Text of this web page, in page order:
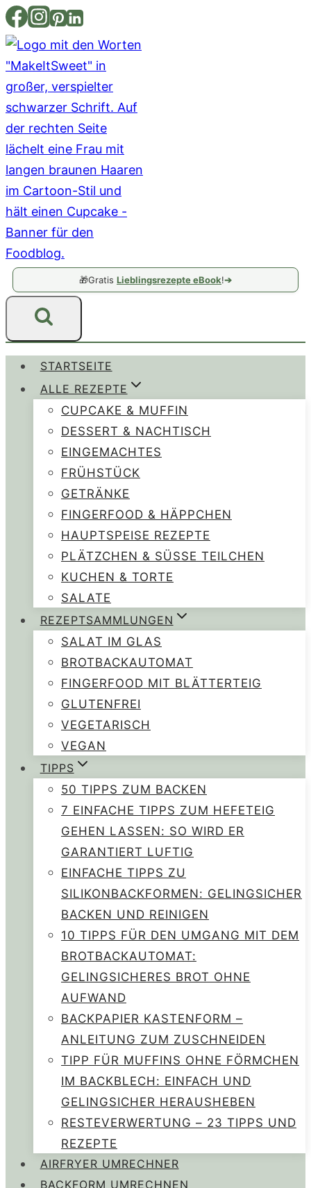
Zum
Inhalt
springen
🎁Gratis Lieblingsrezepte eBook!➔
STARTSEITE
ALLE REZEPTE
CUPCAKE & MUFFIN
DESSERT & NACHTISCH
EINGEMACHTES
FRÜHSTÜCK
GETRÄNKE
FINGERFOOD & HÄPPCHEN
HAUPTSPEISE REZEPTE
PLÄTZCHEN & SÜSSE TEILCHEN
KUCHEN & TORTE
SALATE
REZEPTSAMMLUNGEN
SALAT IM GLAS
BROTBACKAUTOMAT
FINGERFOOD MIT BLÄTTERTEIG
GLUTENFREI
VEGETARISCH
VEGAN
TIPPS
50 TIPPS ZUM BACKEN
7 EINFACHE TIPPS ZUM HEFETEIG
GEHEN LASSEN: SO WIRD ER
GARANTIERT LUFTIG
EINFACHE TIPPS ZU
SILIKONBACKFORMEN: GELINGSICHER
BACKEN UND REINIGEN
10 TIPPS FÜR DEN UMGANG MIT DEM
BROTBACKAUTOMAT:
GELINGSICHERES BROT OHNE
AUFWAND
BACKPAPIER KASTENFORM –
ANLEITUNG ZUM ZUSCHNEIDEN
TIPP FÜR MUFFINS OHNE FÖRMCHEN
IM BACKBLECH: EINFACH UND
GELINGSICHER HERAUSHEBEN
RESTEVERWERTUNG – 23 TIPPS UND
REZEPTE
AIRFRYER UMRECHNER
BACKFORM UMRECHNEN